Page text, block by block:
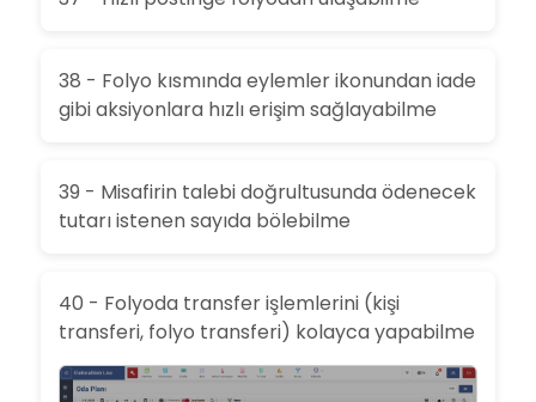
38 - Folyo kısmında eylemler ikonundan iade
gibi aksiyonlara hızlı erişim sağlayabilme
39 - Misafirin talebi doğrultusunda ödenecek
tutarı istenen sayıda bölebilme
40 - Folyoda transfer işlemlerini (kişi
transferi, folyo transferi) kolayca yapabilme